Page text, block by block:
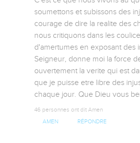
soumettons et subissons des
courage de dire la realite des
nous critiquons dans les
d'amertumes en exposant des
Seigneur, donne moi la force
ouvertement la verite qui est
que je puisse etre libre des
chaque jour. Que Dieu vous
46 personnes ont dit Amen
AMEN RÉPONDRE